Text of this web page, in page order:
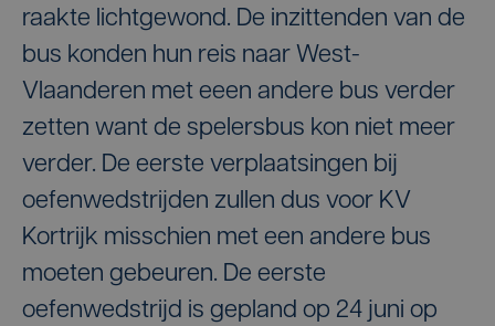
raakte lichtgewond. De inzittenden van de
bus konden hun reis naar West-
Vlaanderen met eeen andere bus verder
zetten want de spelersbus kon niet meer
verder. De eerste verplaatsingen bij
oefenwedstrijden zullen dus voor KV
Kortrijk misschien met een andere bus
moeten gebeuren. De eerste
oefenwedstrijd is gepland op 24 juni op